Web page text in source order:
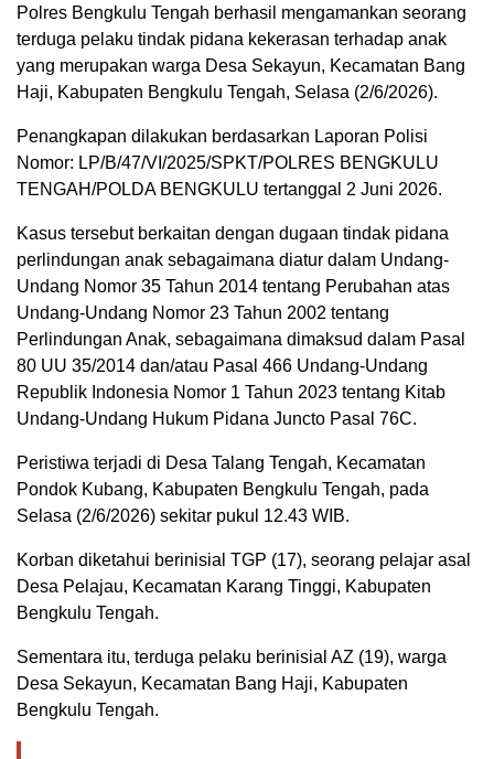
Polres Bengkulu Tengah berhasil mengamankan seorang
terduga pelaku tindak pidana kekerasan terhadap anak
yang merupakan warga Desa Sekayun, Kecamatan Bang
Haji, Kabupaten Bengkulu Tengah, Selasa (2/6/2026).
Penangkapan dilakukan berdasarkan Laporan Polisi
Nomor: LP/B/47/VI/2025/SPKT/POLRES BENGKULU
TENGAH/POLDA BENGKULU tertanggal 2 Juni 2026.
Kasus tersebut berkaitan dengan dugaan tindak pidana
perlindungan anak sebagaimana diatur dalam Undang-
Undang Nomor 35 Tahun 2014 tentang Perubahan atas
Undang-Undang Nomor 23 Tahun 2002 tentang
Perlindungan Anak, sebagaimana dimaksud dalam Pasal
80 UU 35/2014 dan/atau Pasal 466 Undang-Undang
Republik Indonesia Nomor 1 Tahun 2023 tentang Kitab
Undang-Undang Hukum Pidana Juncto Pasal 76C.
Peristiwa terjadi di Desa Talang Tengah, Kecamatan
Pondok Kubang, Kabupaten Bengkulu Tengah, pada
Selasa (2/6/2026) sekitar pukul 12.43 WIB.
Korban diketahui berinisial TGP (17), seorang pelajar asal
Desa Pelajau, Kecamatan Karang Tinggi, Kabupaten
Bengkulu Tengah.
Sementara itu, terduga pelaku berinisial AZ (19), warga
Desa Sekayun, Kecamatan Bang Haji, Kabupaten
Bengkulu Tengah.